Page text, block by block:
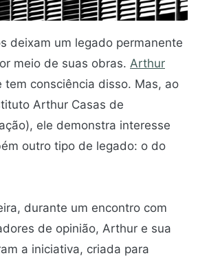
deixam um legado permanente
meio de suas obras. Arthur
tem consciência disso. Mas, ao
Arthur Casas de
ele demonstra interesse
outro tipo de legado: o do
durante um encontro com
de opinião, Arthur e sua
a iniciativa, criada para